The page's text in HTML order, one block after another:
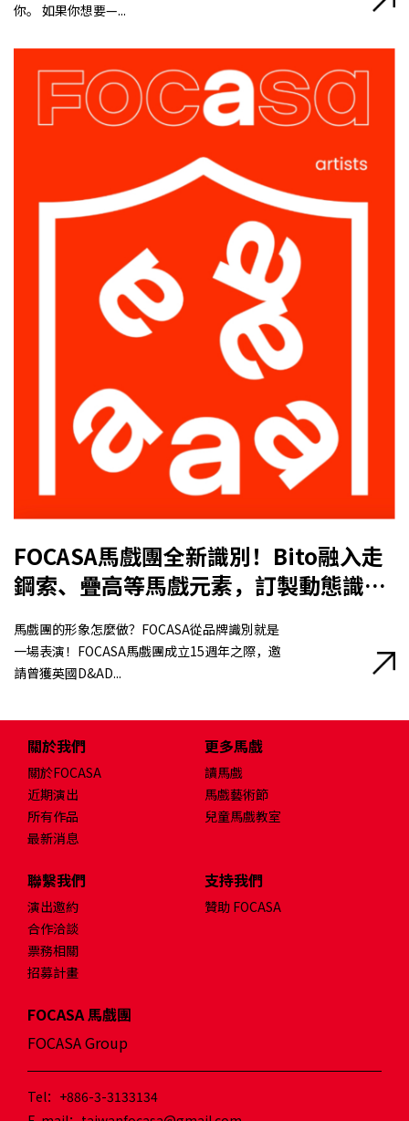
你。 如果你想要—...
FOCASA馬戲團全新識別！Bito融入走
鋼索、疊高等馬戲元素，訂製動態識別
馬戲團的形象怎麼做？FOCASA從品牌識別就是
一場表演！FOCASA馬戲團成立15週年之際，邀
請曾獲英國D&AD...
關於我們
關於FOCASA
近期演出
所有作品
最新消息
更多馬戲
讀馬戲
馬戲藝術節
兒童馬戲教室
聯繫我們
演出邀約
合作洽談
票務相關
招募計畫
支持我們
贊助 FOCASA
FOCASA 馬戲團
FOCASA Group
Tel：+886-3-3133134